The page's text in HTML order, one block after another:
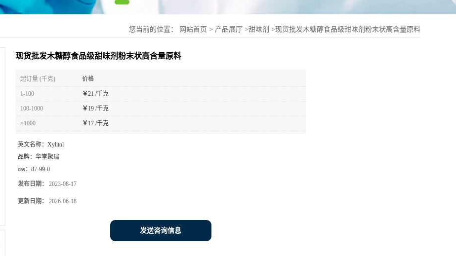
您当前的位置： 网站首页 > 产品展厅 >甜味剂 >现货批发木糖醇食品级甜味剂粉末状高含量原料
现货批发木糖醇食品级甜味剂粉末状高含量原料
起订量 (千克) 价格
1-100 ￥21 /千克
100-1000 ￥ 19 /千克
≥1000 ￥ 17 /千克
英文名称： Xylitol
品牌： 华堂聚瑞
cas： 87-99-0
发布日期： 2023-08-17
更新日期： 2026-06-18
发送咨询信息